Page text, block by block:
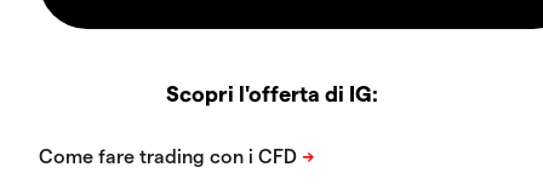
Scopri l'offerta di IG: